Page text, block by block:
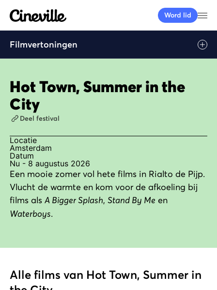
Cineville Logo
Word lid
Filmvertoningen
Hot Town, Summer in the
City
Deel festival
Locatie
Amsterdam
Datum
Nu - 8 augustus 2026
Een mooie zomer vol hete films in Rialto de Pijp.
Vlucht de warmte en kom voor de afkoeling bij
films als A Bigger Splash, Stand By Me en
Waterboys.
Alle films van Hot Town, Summer in